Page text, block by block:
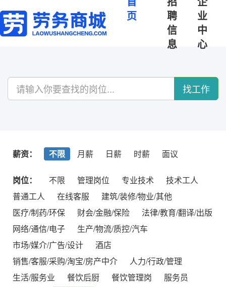
页
聘
信
息
业
中
心
找工作
薪资： 不限 月薪 日薪 时薪 面议
岗位： 不限 管理岗位 专业技术
技术工人
普通工人
在线客服
建筑/装修/物业/其他
医疗/制药/环保
财会/金融/保险
法律/教育/翻译/出版
网络/通信/电子
生产/物流/质控/汽车
市场/媒介/广告/设计
酒店
销售/客服/采购/淘宝/房产中介
人力/行政/管理
生活/服务业
餐饮后厨 餐饮管理岗
服务员